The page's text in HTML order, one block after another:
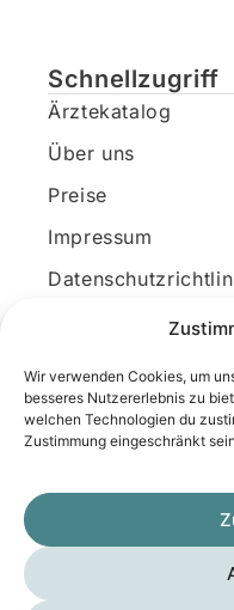
Wir verwenden Cookies, um
besseres Nutzererlebnis zu
welchen Technologien du
Zustimmung eingeschränkt
Schnellzugriff
Ärztekatalog
Über uns
Preise
Impressum
Kundenkonto
Unsere
E-Mail:
am Traunsee,